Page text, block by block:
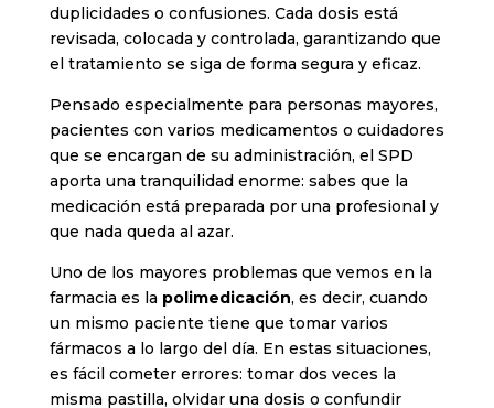
duplicidades o confusiones. Cada dosis está
revisada, colocada y controlada, garantizando que
el tratamiento se siga de forma segura y eficaz.
Pensado especialmente para personas mayores,
pacientes con varios medicamentos o cuidadores
que se encargan de su administración, el SPD
aporta una tranquilidad enorme: sabes que la
medicación está preparada por una profesional y
que nada queda al azar.
Uno de los mayores problemas que vemos en la
farmacia es la polimedicación, es decir, cuando
un mismo paciente tiene que tomar varios
fármacos a lo largo del día. En estas situaciones,
es fácil cometer errores: tomar dos veces la
misma pastilla, olvidar una dosis o confundir